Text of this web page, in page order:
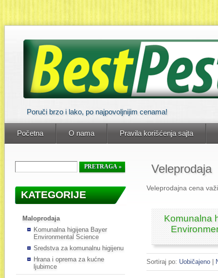
Poruči brzo i lako, po najpovoljnijim cenama!
Početna O nama Pravila korišćenja sajta
KATEGORIJE
Maloprodaja
Komunalna higijena Bayer
Environmental Science
Sredstva za komunalnu higijenu
Hrana i oprema za kućne
ljubimce
Veleprodaja
Veleprodajna cena
Komunalna
Sortiraj po: Uobičajeno